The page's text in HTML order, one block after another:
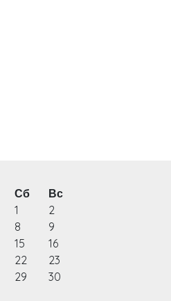
Сб
Вс
1
2
8
9
15
16
22
23
29
30